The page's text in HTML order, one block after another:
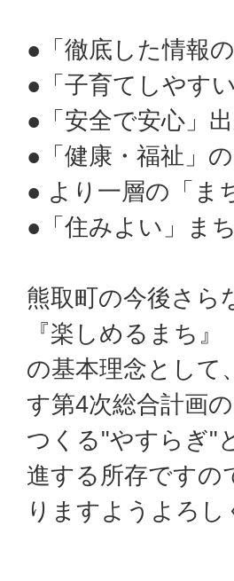
●「徹底した情報
●「子育てしやす
●「安全で安心」
●「健康・福祉」
● より一層の「ま
●「住みよい」ま
熊取町の今後さら
『楽しめるまち
の基本理念として
す第4次総合計画
つくる"やすらぎ"
進する所存ですの
りますようよろ